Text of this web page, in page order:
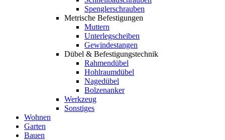
Spenglerschrauben
Metrische Befestigungen
Muttern
Unterlegscheiben
Gewindestangen
Dübel & Befestigungstechnik
Rahmendübel
Hohlraumdübel
Nagedübel
Bolzenanker
Werkzeug
Sonstiges
Wohnen
Garten
Bauen